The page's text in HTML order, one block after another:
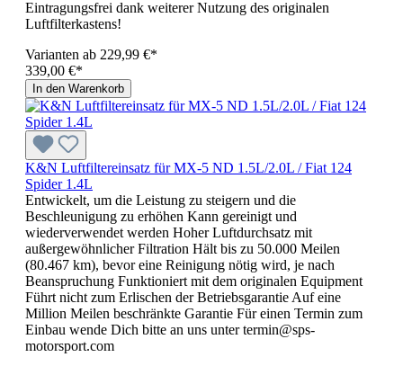
Eintragungsfrei dank weiterer Nutzung des originalen
Luftfilterkastens!
Varianten ab 229,99 €*
339,00 €*
In den Warenkorb
K&N Luftfiltereinsatz für MX-5 ND 1.5L/2.0L / Fiat 124
Spider 1.4L
Entwickelt, um die Leistung zu steigern und die
Beschleunigung zu erhöhen Kann gereinigt und
wiederverwendet werden Hoher Luftdurchsatz mit
außergewöhnlicher Filtration Hält bis zu 50.000 Meilen
(80.467 km), bevor eine Reinigung nötig wird, je nach
Beanspruchung Funktioniert mit dem originalen Equipment
Führt nicht zum Erlischen der Betriebsgarantie Auf eine
Million Meilen beschränkte Garantie Für einen Termin zum
Einbau wende Dich bitte an uns unter termin@sps-
motorsport.com